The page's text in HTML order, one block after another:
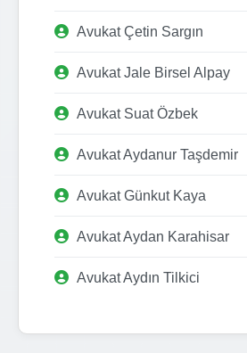
Avukat Çetin Sargın
Avukat Jale Birsel Alpay
Avukat Suat Özbek
Avukat Aydanur Taşdemir
Avukat Günkut Kaya
Avukat Aydan Karahisar
Avukat Aydın Tilkici